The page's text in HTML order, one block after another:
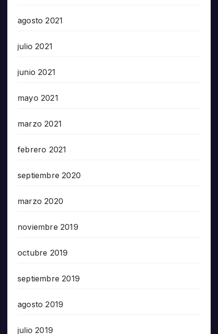
agosto 2021
julio 2021
junio 2021
mayo 2021
marzo 2021
febrero 2021
septiembre 2020
marzo 2020
noviembre 2019
octubre 2019
septiembre 2019
agosto 2019
julio 2019